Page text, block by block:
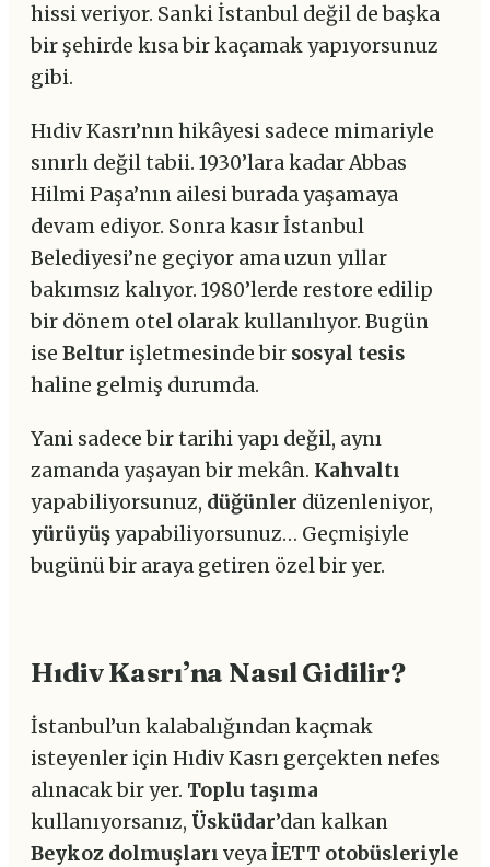
hissi veriyor. Sanki İstanbul değil de başka
bir şehirde kısa bir kaçamak yapıyorsunuz
gibi.
Hıdiv Kasrı’nın hikâyesi sadece mimariyle
sınırlı değil tabii. 1930’lara kadar Abbas
Hilmi Paşa’nın ailesi burada yaşamaya
devam ediyor. Sonra kasır İstanbul
Belediyesi’ne geçiyor ama uzun yıllar
bakımsız kalıyor. 1980’lerde restore edilip
bir dönem otel olarak kullanılıyor. Bugün
ise Beltur işletmesinde bir sosyal tesis
haline gelmiş durumda.
Yani sadece bir tarihi yapı değil, aynı
zamanda yaşayan bir mekân. Kahvaltı
yapabiliyorsunuz, düğünler düzenleniyor,
yürüyüşyapabiliyorsunuz… Geçmişiyle
bugünü bir araya getiren özel bir yer.
Hıdiv Kasrı’na Nasıl Gidilir?
İstanbul’un kalabalığından kaçmak
isteyenler için Hıdiv Kasrı gerçekten nefes
alınacak bir yer. Toplu taşıma
kullanıyorsanız, Üsküdar’dan kalkan
Beykoz dolmuşları veyaİETT otobüsleriyle